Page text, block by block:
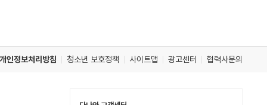
개인정보처리방침 청소년 보호정책 사이트맵 광고센터 협력사문의